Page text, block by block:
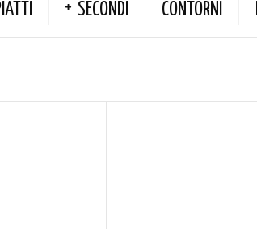
SECONDI CONTORNI